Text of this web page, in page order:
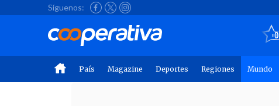
Síguenos:
País Magazine Deportes Regiones Mundo